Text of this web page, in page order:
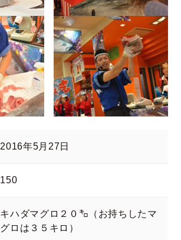
2016年5月27日
150
キハダマグロ２０㌔（お持ちしたマ
グロは３５キロ）